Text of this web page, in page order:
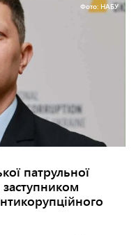
Фото: НАБУ
патрульної
заступником